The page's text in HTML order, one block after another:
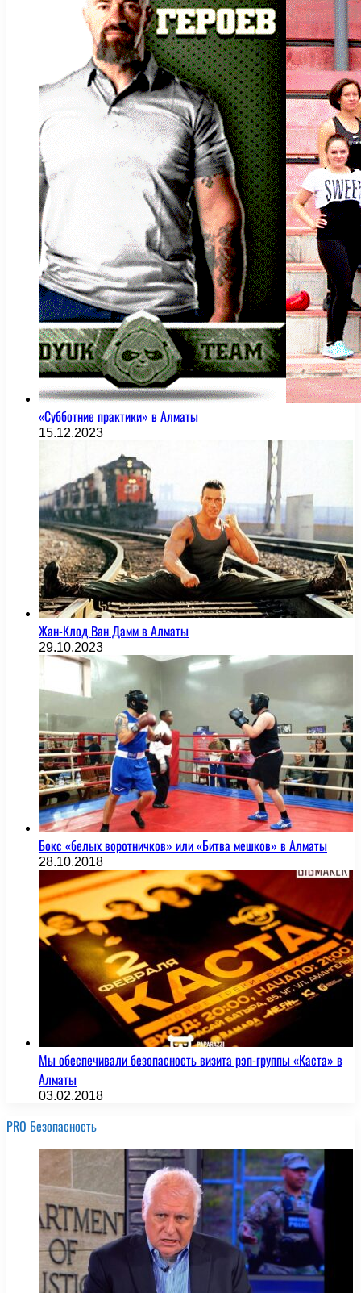
«Субботние практики» в Алматы
15.12.2023
Жан-Клод Ван Дамм в Алматы
29.10.2023
Бокс «белых воротничков» или «Битва мешков» в Алматы
28.10.2018
Мы обеспечивали безопасность визита рэп-группы «Каста» в
Алматы
03.02.2018
PRO Безопасность